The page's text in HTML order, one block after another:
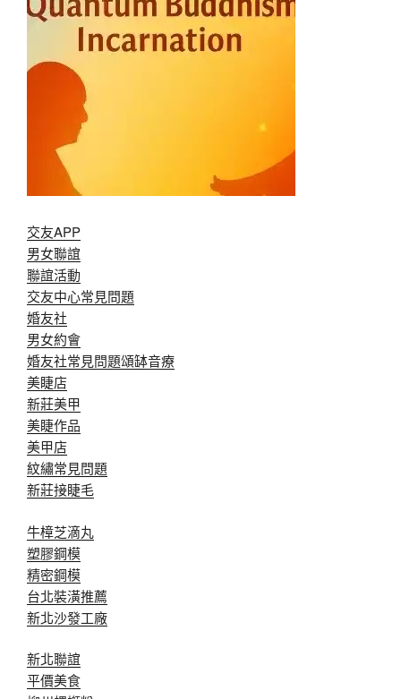
交友APP
男女聯誼
聯誼活動
交友中心常見問題
婚友社
男女約會
婚友社常見問題頌缽音療
美睫店
新莊美甲
美睫作品
美甲店
紋繡常見問題
新莊接睫毛
牛樟芝滴丸
塑膠鋼模
精密鋼模
台北裝潢推薦
新北沙發工廠
新北聯誼
平價美食